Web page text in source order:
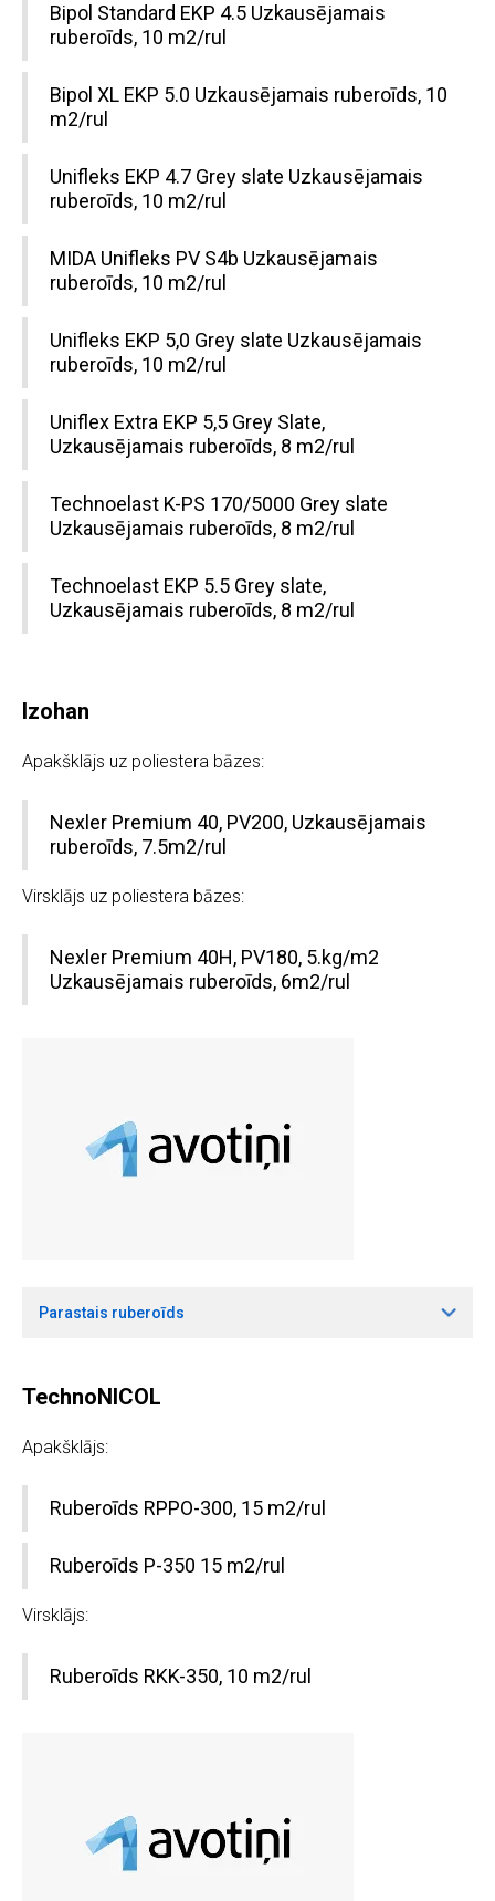
Bipol Standard EKP 4.5 Uzkausējamais
ruberoīds, 10 m2/rul
Bipol XL EKP 5.0 Uzkausējamais ruberoīds, 10
m2/rul
Unifleks EKP 4.7 Grey slate Uzkausējamais
ruberoīds, 10 m2/rul
MIDA Unifleks PV S4b Uzkausējamais
ruberoīds, 10 m2/rul
Unifleks EKP 5,0 Grey slate Uzkausējamais
ruberoīds, 10 m2/rul
Uniflex Extra EKP 5,5 Grey Slate,
Uzkausējamais ruberoīds, 8 m2/rul
Technoelast K-PS 170/5000 Grey slate
Uzkausējamais ruberoīds, 8 m2/rul
Technoelast EKP 5.5 Grey slate,
Uzkausējamais ruberoīds, 8 m2/rul
Izohan
Apakšklājs uz poliestera bāzes:
Nexler Premium 40, PV200, Uzkausējamais
ruberoīds, 7.5m2/rul
Virsklājs uz poliestera bāzes:
Nexler Premium 40H, PV180, 5.kg/m2
Uzkausējamais ruberoīds, 6m2/rul
Parastais ruberoīds
TechnoNICOL
Apakšklājs:
Ruberoīds RPPO-300, 15 m2/rul
Ruberoīds P-350 15 m2/rul
Virsklājs:
Ruberoīds RKK-350, 10 m2/rul